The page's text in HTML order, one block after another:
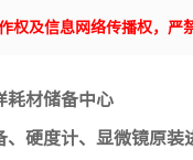
权及信息网络传播权，严
耗材储备中心
、硬度计、显微镜原装